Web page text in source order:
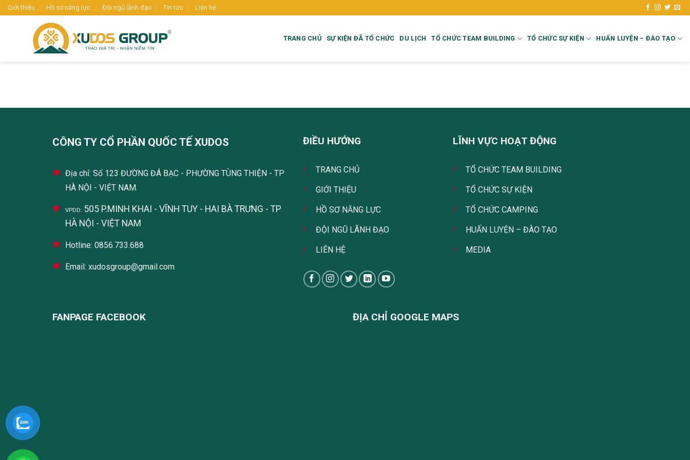
Skip
to
Giới thiệu Hồ sơ năng lực Đội ngũ lãnh đạo Tin tức Liên hệ
TRANG CHỦ SỰ KIỆN ĐÃ TỔ CHỨC DU LỊCH TỔ CHỨC TEAM BUILDING TỔ CHỨC SỰ KIỆN HUẤN LUYỆN – ĐÀO TẠO
CÔNG TY CỔ PHẦN QUỐC TẾ XUDOS
Địa chỉ: Số 123 ĐƯỜNG ĐÁ BẠC - PHƯỜNG TÙNG THIỆN - TP
HÀ NỘI - VIỆT NAM.
VPDD: 505 P.MINH KHAI - VĨNH TUY - HAI BÀ TRƯNG - TP
HÀ NỘI - VIỆT NAM
Hotline: 0856.733.688
Email: xudosgroup@gmail.com
ĐIỀU HƯỚNG
TRANG CHỦ
GIỚI THIỆU
HỒ SƠ NĂNG LỰC
ĐỘI NGŨ LÃNH ĐẠO
LIÊN HỆ
LĨNH VỰC HOẠT ĐỘNG
TỔ CHỨC TEAM BUILDING
TỔ CHỨC SỰ KIỆN
TỔ CHỨC CAMPING
HUẤN LUYỆN – ĐÀO TẠO
MEDIA
FANPAGE FACEBOOK ĐỊA CHỈ GOOGLE MAPS